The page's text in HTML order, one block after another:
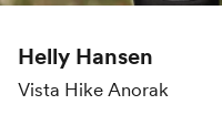
Helly Hansen
Vista Hike Anorak